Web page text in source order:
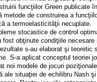
funcţiilor Green publicate
metode de construirea a
a termoelasticităţii necuplate.
stocastice de control
fost obţinute condiţiile
s-au elaborat şi teoretic
S-a aplicat conceptul teoriei
noi modele de jocuri
ale situaţiei de echilibru Nash